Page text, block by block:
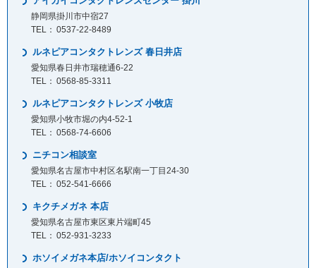
静岡県掛川市中宿27
0537-22-8489
ルネピアコンタクトレンズ 春日井店
愛知県春日井市瑞穂通6-22
0568-85-3311
ルネピアコンタクトレンズ 小牧店
愛知県小牧市堀の内4-52-1
0568-74-6606
ニチコン相談室
愛知県名古屋市中村区名駅南一丁目24-30
052-541-6666
キクチメガネ 本店
愛知県名古屋市東区東片端町45
052-931-3233
ホソイメガネ本店/ホソイコンタクト